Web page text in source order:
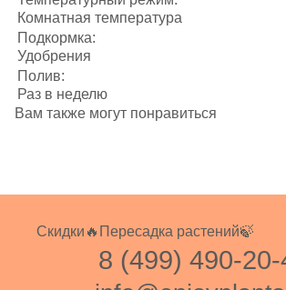
Комнатная температура
Подкормка:
Удобрения
Полив:
Раз в неделю
Вам также могут понравиться
Скидки🔥 Пересадка растений🍃
8 (499) 490-20-